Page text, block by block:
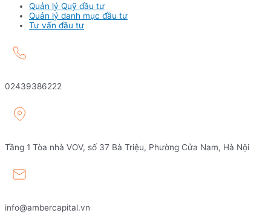
Quản lý Quỹ đầu tư
Quản lý danh mục đầu tư
Tư vấn đầu tư
02439386222
Tầng 1 Tòa nhà VOV, số 37 Bà Triệu, Phường Cửa Nam, Hà Nội
info@ambercapital.vn